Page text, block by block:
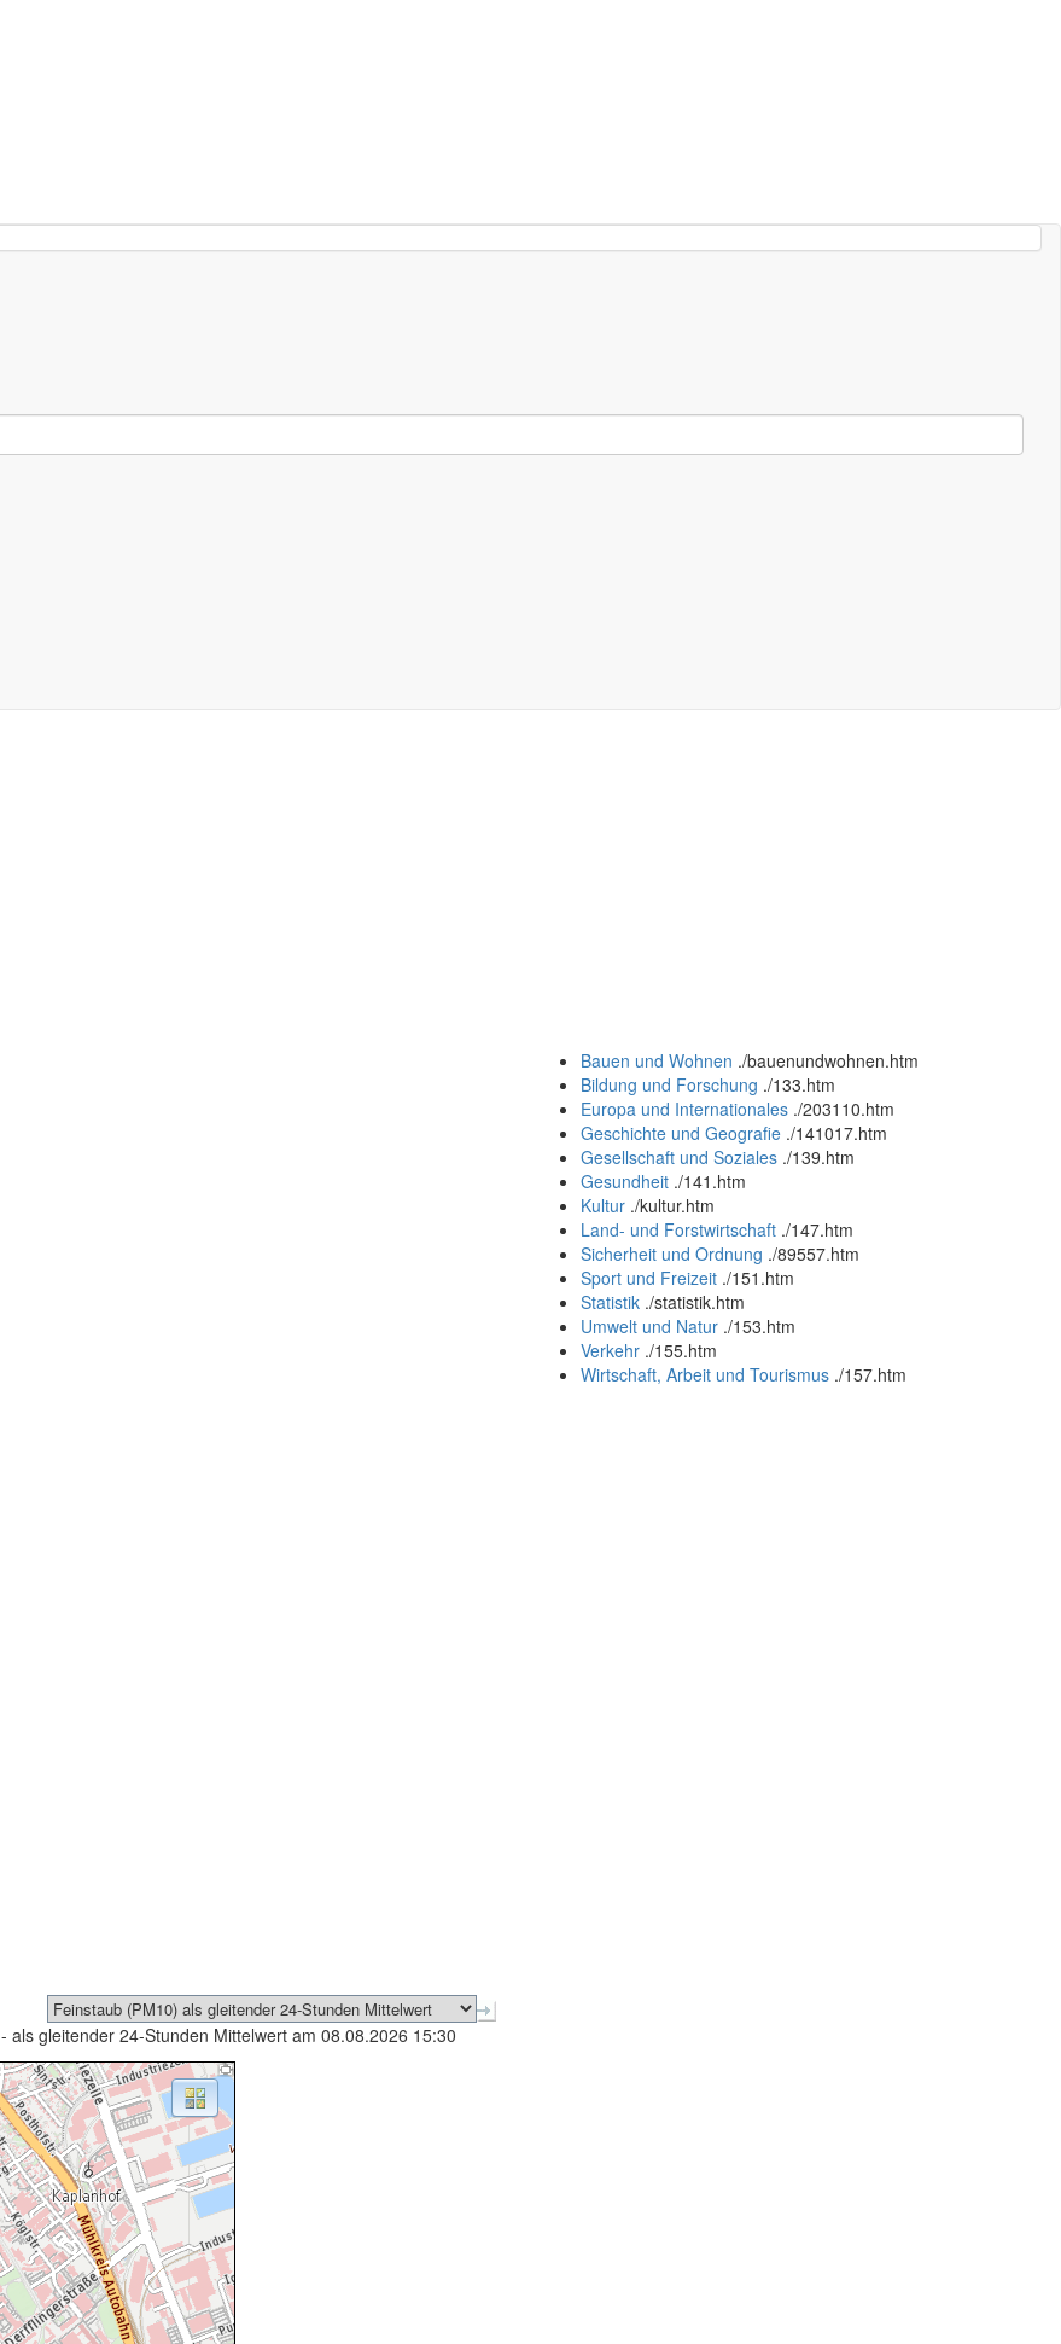
Bauen und Wohnen ./bauenundwohnen.htm
Bildung und Forschung ./133.htm
Europa und Internationales ./203110.htm
Geschichte und Geografie ./141017.htm
Gesellschaft und Soziales ./139.htm
Gesundheit ./141.htm
Kultur ./kultur.htm
Land- und Forstwirtschaft ./147.htm
Sicherheit und Ordnung ./89557.htm
Sport und Freizeit ./151.htm
Statistik ./statistik.htm
Umwelt und Natur ./153.htm
Verkehr ./155.htm
Wirtschaft, Arbeit und Tourismus ./157.htm
- als gleitender 24-Stunden Mittelwert am 08.08.2026 15:30